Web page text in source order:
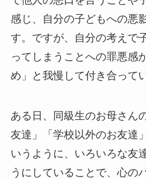
感じ、自分の子どもへの悪
す。ですが、自分の考えで
ってしまうことへの罪悪感
め」と我慢して付き合って
ある日、同級生のお母さん
友達」「学校以外のお友達
いうように、いろいろな友
うにしていることで、心の